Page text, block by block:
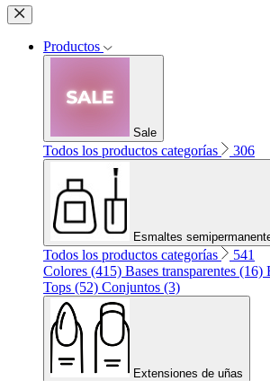
Productos
Sale
Todos los productos categorías 306
Esmaltes
Todos los productos categorías
541
Colores (415) Bases transparentes (16)
Tops (52) Conjuntos (3)
Extensiones de uñas